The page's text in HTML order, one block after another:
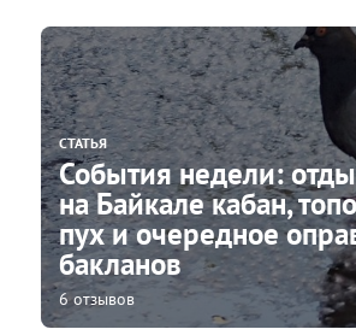
СТАТЬЯ
События недели:
на Байкале кабан,
пух и очередное
бакланов
6 отзывов